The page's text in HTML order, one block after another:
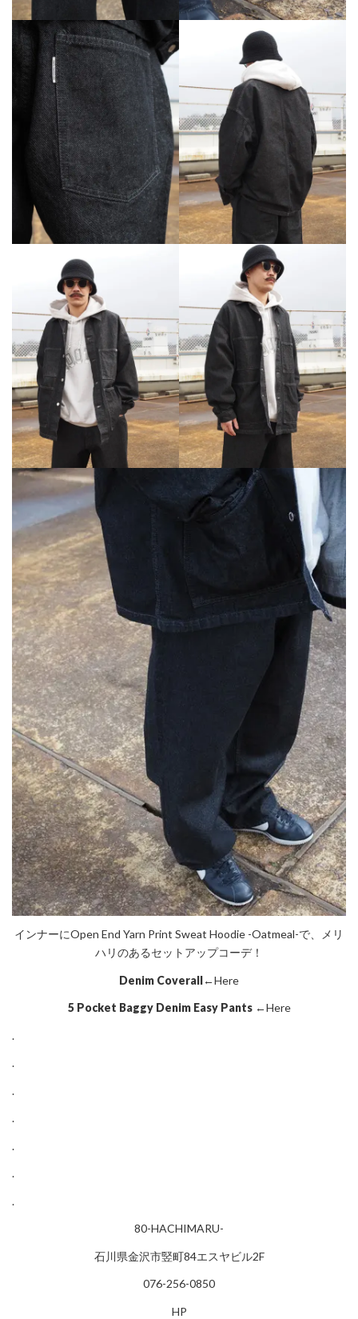
インナーにOpen End Yarn Print Sweat Hoodie -Oatmeal-で、メリ
ハリのあるセットアップコーデ！
Denim Coverall←Here
5 Pocket Baggy Denim Easy Pants←Here
.
.
.
.
.
.
.
80-HACHIMARU-
石川県金沢市竪町84エスヤビル2F
076-256-0850
HP